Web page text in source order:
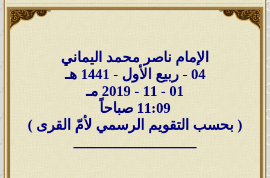
الإمام ناصر محمد اليماني
04 - ربيع الأول - 1441 هـ
01 - 11 - 2019 مـ
11:09 صباحاً
( بحسب التقويم الرسمي لأمّ القرى )